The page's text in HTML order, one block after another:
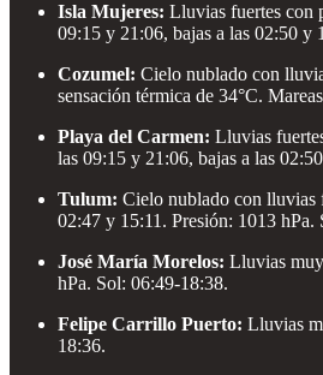
Isla Mujeres: Lluvias fuertes con
09:15 y 21:06, bajas a las 02:50 y
Cozumel: Cielo nublado con
sensación térmica de 34°C.
Playa del Carmen: Lluvias
las 09:15 y 21:06, bajas a las
Tulum: Cielo nublado con lluvias
02:47 y 15:11. Presión: 1013 hPa.
José María Morelos: Lluvias
hPa. Sol: 06:49-18:38.
Felipe Carrillo Puerto: Lluvias
18:36.